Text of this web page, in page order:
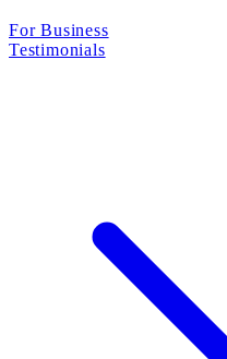
For Business
Testimonials